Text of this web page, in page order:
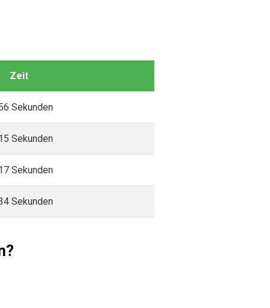
Zeit
Sekunden
Sekunden
Sekunden
Sekunden